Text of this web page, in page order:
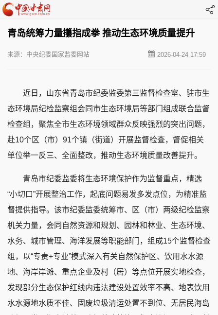
青岛统筹力量攥指成拳 推动生态环境质量提升
2026-04-24 17:59
来源：中央纪委国家监委网站
近日，山东省青岛市纪委监委第三监督检查室、驻市生
态环境局纪检监察组会同市生态环境局等部门组成联合监督
检查组，聚焦全市生态环境领域群众反映强烈的突出问题，
赴10个区（市）91个镇（街道）开展监督检查，督促相关
单位举一反三、全面整改，推动生态环境质量改善提升。
青岛市纪委监委将生态环境保护作为监督重点，精选
“小切口”开展整治工作，起底问题易发多发点位，为精准监
督提供指导。该市纪委监委统筹市、区（市）两级纪检监察
机关力量，会同自然资源和规划、园林和林业、生态环境、
水务、城市管理、海洋发展等职能部门，组成15个监督检查
组，以“专责+专业”模式深入有关自然保护区、饮用水水源
地、海岸岸滩、重点企业及村（居）等点位开展实地检查，
发现部分生态保护红线内违法建设处置效率不高、地表饮用
水水源地水质不佳、固废垃圾清运处置不到位、无居民海岛